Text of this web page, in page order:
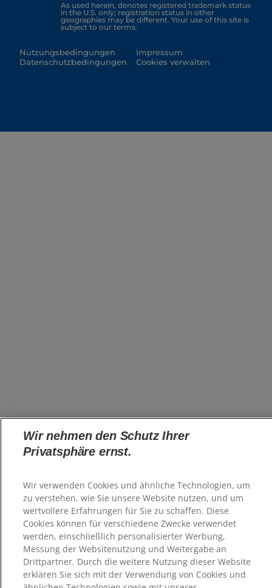
As used herein, denotes registered trademark status
in the U.S. only; registration status in other
geographies may be different. Your use of this site is
subject to our terms.
Nutzungsbedingungen
Datenschutzbedingungen
Impressum
Cookies verwalten
Wir nehmen den Schutz Ihrer
Privatsphäre ernst.
Wir verwenden Cookies und ähnliche Technologien, um
zu verstehen, wie Sie unsere Website nutzen, und um
wertvollere Erfahrungen für Sie zu schaffen. Diese
Cookies können für verschiedene Zwecke verwendet
werden, einschließlich personalisierter Werbung,
Messung der Websitenutzung und Weitergabe an
Drittpartner. Durch die weitere Nutzung dieser Website
erklären Sie sich mit der Verwendung von Cookies und